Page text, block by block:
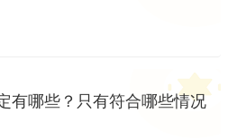
有哪些？只有符合哪些情况